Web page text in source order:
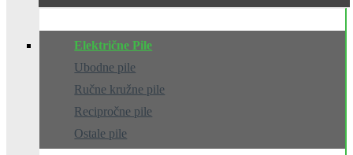
Električne Pile
Ubodne pile
Ručne kružne pile
Recipročne pile
Ostale pile